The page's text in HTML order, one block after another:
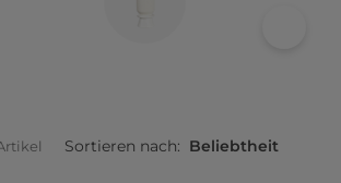
Sortieren nach: Beliebtheit